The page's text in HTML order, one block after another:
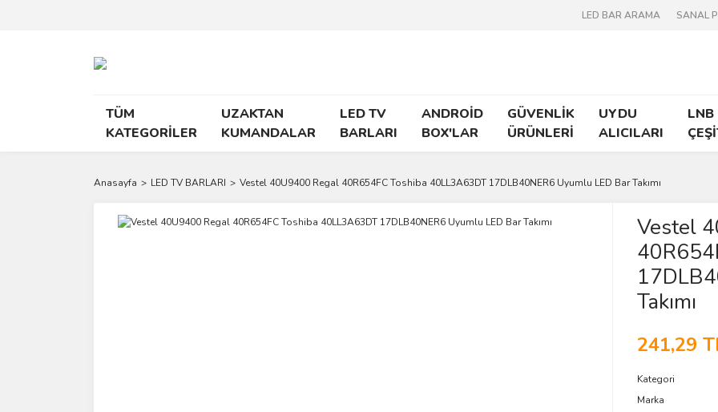
LED BAR ARAMA SANAL
TÜM
KATEGORİLER
UZAKTAN
KUMANDALAR
LED TV
BARLARI
ANDROİD
BOX'LAR
GÜVENLİK
ÜRÜNLERİ
UYDU
ALICILARI
LNB
Anasayfa LED TV BARLARI Vestel 40U9400 Regal 40R654FC Toshiba 40LL3A63DT 17DLB40NER6 Uyumlu LED Bar Takımı
Vestel
Takımı
241,29
Kategori
Marka